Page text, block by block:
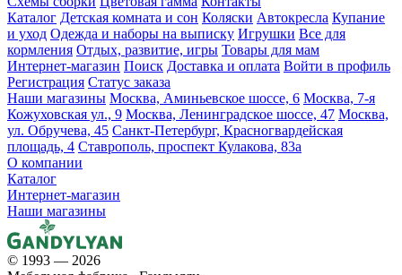
Каталог Детская комната и сон Коляски Автокресла Купание
и уход Одежда и наборы на выписку Игрушки Все для
кормления Отдых, развитие, игры Товары для мам
Интернет-магазин Поиск Доставка и оплата Войти в профиль
Регистрация Статус заказа
Наши магазины Москва, Аминьевское шоссе, 6 Москва, 7-я
Кожуховская ул., 9 Москва, Ленинградское шоссе, 47 Москва,
ул. Обручева, 45 Санкт-Петербург, Красногвардейская
площадь, 4 Ставрополь, проспект Кулакова, 83а
О компании
Каталог
Интернет-магазин
Наши магазины
© 1993 — 2026